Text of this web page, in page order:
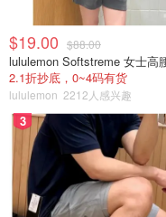
加了交通警员的编制
正式报告。
如果警员在事件结束后
现场--就不会被列入记录
格林说，另一个因素
和咖啡馆等其他空间关
有所增加。
$19.00 $88.00
2.1折抄底，0~4码有货
lululemon 2212人感兴趣
3